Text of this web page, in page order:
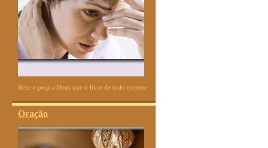
Reze e peça a Deus que o livre de todo estresse
Oração